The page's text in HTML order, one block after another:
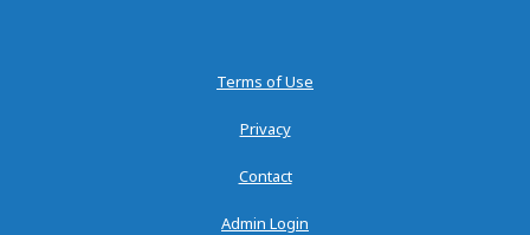
Terms of Use
Privacy
Contact
Admin Login